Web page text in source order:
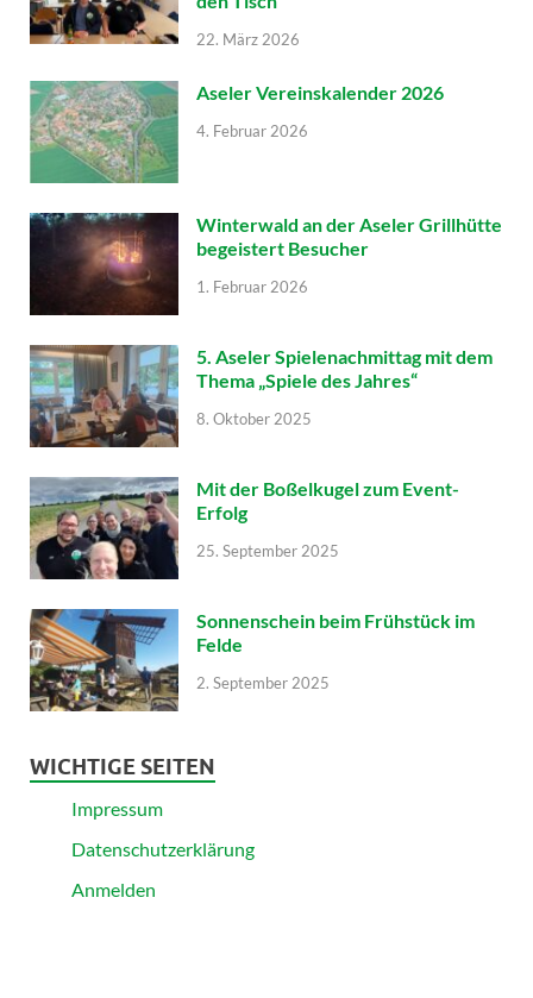
22. März 2026
Aseler Vereinskalender 2026
4. Februar 2026
Winterwald an der Aseler Grillhütte
begeistert Besucher
1. Februar 2026
5. Aseler Spielenachmittag mit dem
Thema „Spiele des Jahres“
8. Oktober 2025
Mit der Boßelkugel zum Event-
Erfolg
25. September 2025
Sonnenschein beim Frühstück im
Felde
2. September 2025
WICHTIGE SEITEN
Impressum
Datenschutzerklärung
Anmelden